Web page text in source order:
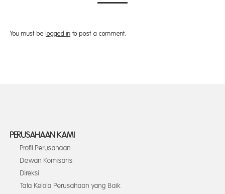
You must be logged in to post a comment.
PERUSAHAAN KAMI
Profil Perusahaan
Dewan Komisaris
Direksi
Tata Kelola Perusahaan yang Baik